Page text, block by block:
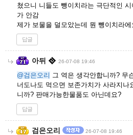
쳤으니 니들도 뺑이치라는 극단적인
가 안감
제가 보물을 덜모았는데 뭔 뺑이치라에
답글
아뒤 26-07-08 19:46
@검은오리 그 역은 생각안합니까? 무
너도나도 먹으면 보존가치가 사라지나
니까? 판매가능한물품도 아닌데요?
답글
검은오리 26-07-08 19:46